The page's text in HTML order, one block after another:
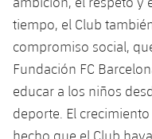
tiempo, el Club
compromiso social,
Fundación FC
educar a los niños
deporte. El
hecho que el Club